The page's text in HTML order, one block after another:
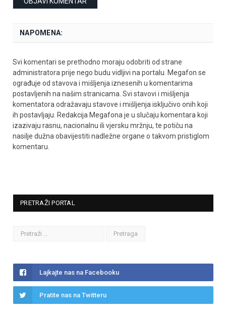
NAPOMENA:
Svi komentari se prethodno moraju odobriti od strane
administratora prije nego budu vidljivi na portalu. Megafon se
ograđuje od stavova i mišljenja iznesenih u komentarima
postavljenih na našim stranicama. Svi stavovi i mišljenja
komentatora odražavaju stavove i mišljenja isključivo onih koji
ih postavljaju. Redakcija Megafona je u slučaju komentara koji
izazivaju rasnu, nacionalnu ili vjersku mržnju, te potiču na
nasilje dužna obavijestiti nadležne organe o takvom pristiglom
komentaru.
PRETRAŽI PORTAL
Lajkajte nas na Facebooku
Pratite nas na Twitteru